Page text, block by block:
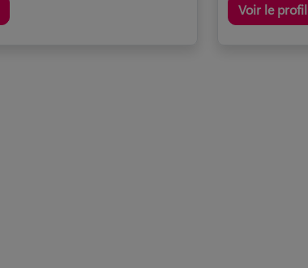
Voir le profil